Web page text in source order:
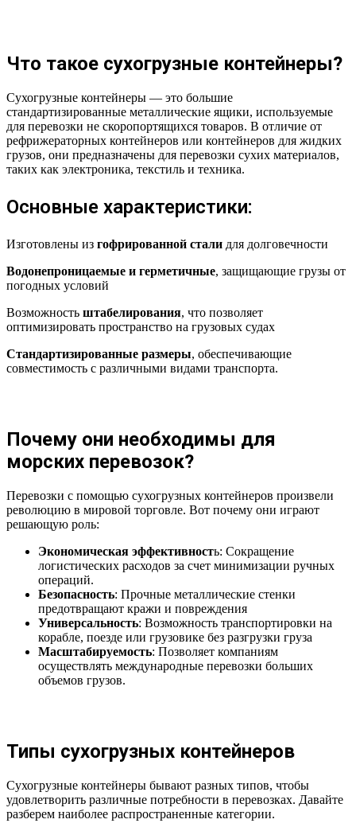
Что такое сухогрузные контейнеры?
Сухогрузные контейнеры — это большие
стандартизированные металлические ящики, используемые
для перевозки не скоропортящихся товаров. В отличие от
рефрижераторных контейнеров или контейнеров для жидких
грузов, они предназначены для перевозки сухих материалов,
таких как электроника, текстиль и техника.
Основные характеристики:
Изготовлены из гофрированной стали для долговечности
Водонепроницаемые и герметичные, защищающие грузы от
погодных условий
Возможность штабелирования, что позволяет
оптимизировать пространство на грузовых судах
Стандартизированные размеры, обеспечивающие
совместимость с различными видами транспорта.
Почему они необходимы для
морских перевозок?
Перевозки с помощью сухогрузных контейнеров произвели
революцию в мировой торговле. Вот почему они играют
решающую роль:
Экономическая эффективность: Сокращение
логистических расходов за счет минимизации ручных
операций.
Безопасность: Прочные металлические стенки
предотвращают кражи и повреждения
Универсальность: Возможность транспортировки на
корабле, поезде или грузовике без разгрузки груза
Масштабируемость: Позволяет компаниям
осуществлять международные перевозки больших
объемов грузов.
Типы сухогрузных контейнеров
Сухогрузные контейнеры бывают разных типов, чтобы
удовлетворить различные потребности в перевозках. Давайте
разберем наиболее распространенные категории.